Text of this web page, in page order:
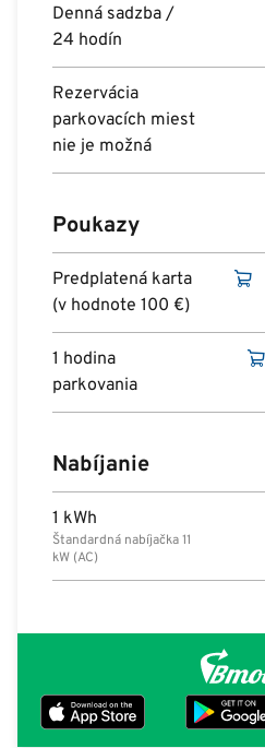
Denná sadzba /
24 hodín
Rezervácia
parkovacích miest
nie je možná
Poukazy
Predplatená karta
(v hodnote 100 €)
1 hodina
parkovania
Nabíjanie
1 kWh
Štandardná nabíjačka 11
kW (AC)